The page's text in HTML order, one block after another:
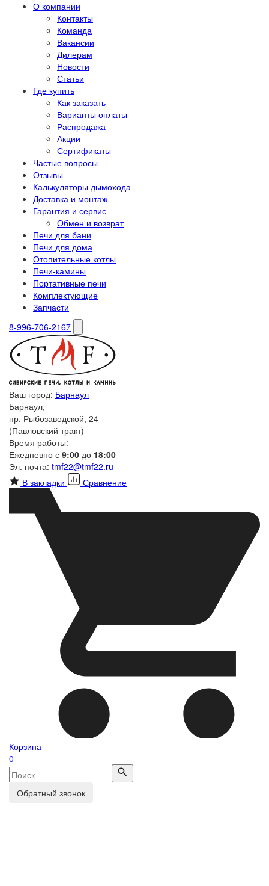
О компании
Контакты
Команда
Вакансии
Дилерам
Новости
Статьи
Где купить
Как заказать
Варианты оплаты
Распродажа
Акции
Сертификаты
Частые вопросы
Отзывы
Калькуляторы дымохода
Доставка и монтаж
Гарантия и сервис
Обмен и возврат
Печи для бани
Печи для дома
Отопительные котлы
Печи-камины
Портативные печи
Комплектующие
Запчасти
8-996-706-2167
Ваш город: Барнаул
Барнаул,
пр. Рыбозаводской, 24
(Павловский тракт)
Время работы:
Ежедневно с 9:00 до 18:00
Эл. почта: tmf22@tmf22.ru
В закладки
Сравнение
Корзина
0
Обратный звонок